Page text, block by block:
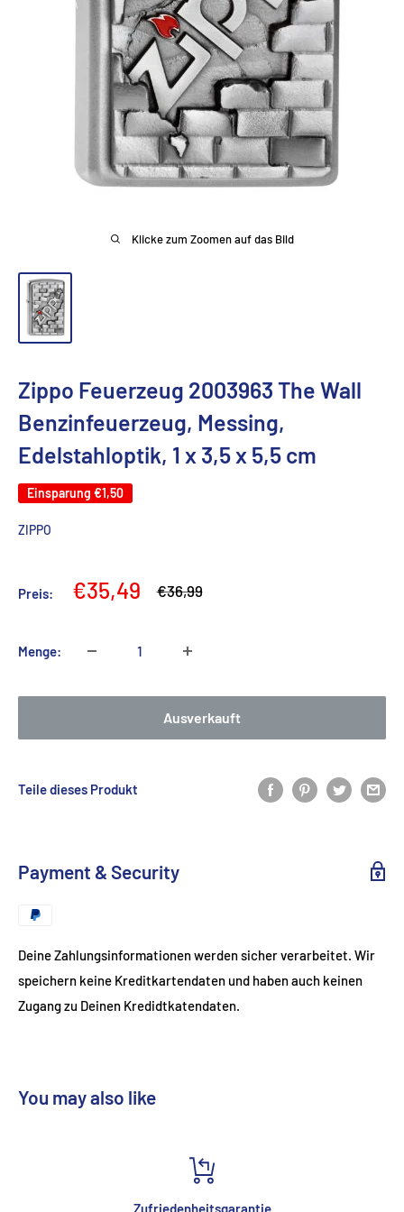
Klicke zum Zoomen auf das Bild
Zippo Feuerzeug 2003963 The Wall
Benzinfeuerzeug, Messing,
Edelstahloptik, 1 x 3,5 x 5,5 cm
Einsparung €1,50
ZIPPO
Preis: Sonderpreis
€35,49 Normalpreis
€36,99
Menge:
Ausverkauft
Teile dieses Produkt
Payment & Security
Deine Zahlungsinformationen werden sicher verarbeitet. Wir
speichern keine Kreditkartendaten und haben auch keinen
Zugang zu Deinen Kredidtkatendaten.
You may also like
Zufriedenheitsgarantie